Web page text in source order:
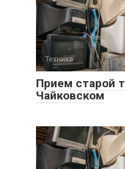
Техника
Прием старой
Чайковском